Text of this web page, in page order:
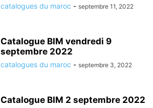
catalogues du maroc - septembre 11, 2022
Catalogue BIM vendredi 9
septembre 2022
catalogues du maroc - septembre 3, 2022
Catalogue BIM 2 septembre 2022